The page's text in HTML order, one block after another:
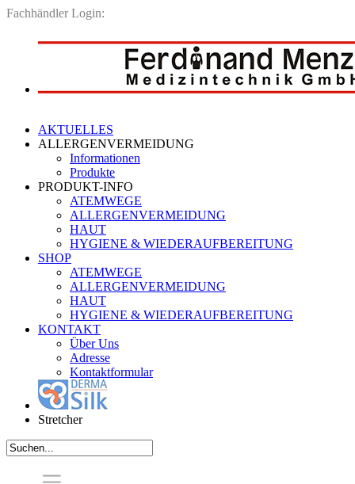
Fachhändler Login:
AKTUELLES
ALLERGENVERMEIDUNG
Informationen
Produkte
PRODUKT-INFO
ATEMWEGE
ALLERGENVERMEIDUNG
HAUT
HYGIENE & WIEDERAUFBEREITUNG
SHOP
ATEMWEGE
ALLERGENVERMEIDUNG
HAUT
HYGIENE & WIEDERAUFBEREITUNG
KONTAKT
Über Uns
Adresse
Kontaktformular
Stretcher